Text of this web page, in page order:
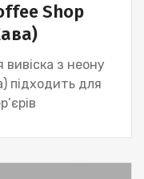
Shop
з неону
підходить для